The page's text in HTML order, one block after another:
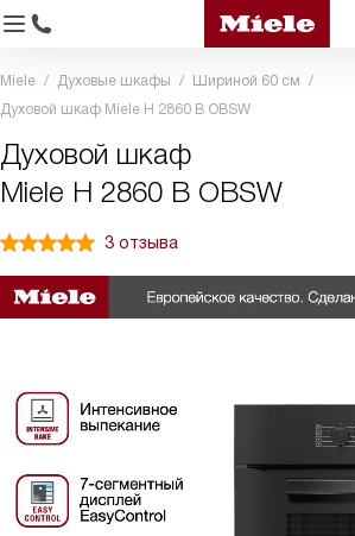
Miele Духовые шкафы
Шириной 60 см
Духовой шкаф Miele H 2860 B OBSW
Духовой шкаф
Miele H 2860 B OBSW
3 отзыва